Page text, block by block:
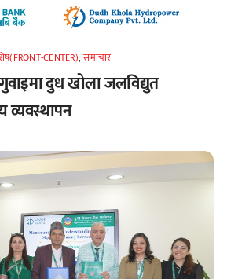
CENTER),समाचार
दुध खोला जलविद्युत
व्यवस्थापन